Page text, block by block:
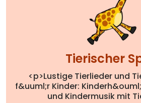
Tierischer
<p>Lustige Tierlieder und
f&uuml;r Kinder:
und Kindermusik mit